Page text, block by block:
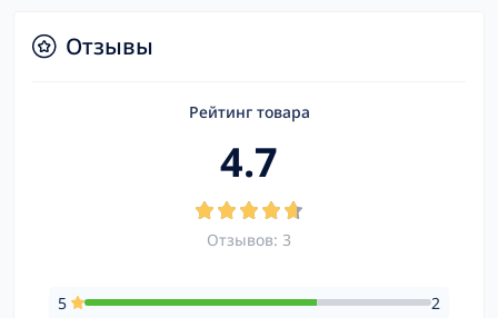
Отзывы
Рейтинг товара
4.7
Отзывов: 3
5
2